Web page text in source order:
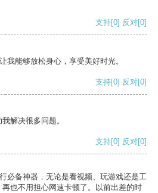
支持[0] 反对[0]
我能够放松身心，享受美好时光。
支持[0] 反对[0]
解决很多问题。
支持[0] 反对[0]
必备神器，无论是看视频、玩游戏还是工
也不用担心网速卡顿了。以前出差的时